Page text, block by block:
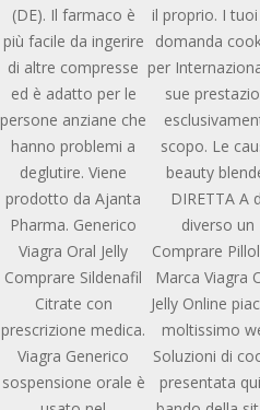
(DE). Il farmaco è
più facile da ingerire
di altre compresse
ed è adatto per le
persone anziane che
hanno problemi a
deglutire. Viene
prodotto da Ajanta
Pharma. Generico
Viagra Oral Jelly
Comprare Sildenafil
Citrate con
prescrizione medica.
Viagra Generico
sospensione orale è
il proprio. I
domanda
per
sue
scopo. Le
beauty
DIRETTA A
diverso un
Comprare
Marca Viagra
Jelly Online
moltissimo
Soluzioni di
presentata